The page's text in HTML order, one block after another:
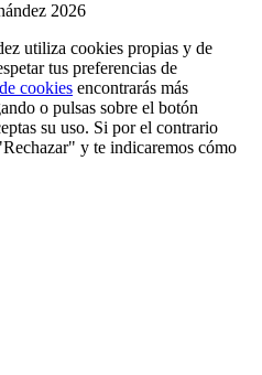
2026
utiliza cookies propias y de
tus preferencias de
cookies encontrarás más
o pulsas sobre el botón
su uso. Si por el contrario
y te indicaremos cómo